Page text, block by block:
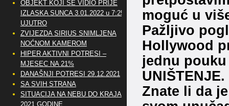
moguć u
Pažljivo
Hollywood
jednu
UNIŠTENJE.
Znate li da
OBJEKT KOJI SE VIDIO PRIJE
IZLASKA SUNCA 3.01.2022 u 7:25
UJUTRO
ZVIJEZDA SIRIUS SNIMLJENA
NOĆNOM KAMEROM
HIPER AKTIVNI POTRESI –
MJESEC NA 21%
DANAŠNJI POTRESI 29.12.2021
SA SVIH STRANA
SITUACIJA NA NEBU DO KRAJA
2021 GODINE